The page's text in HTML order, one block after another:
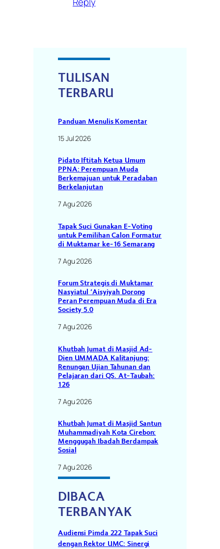
TULISAN
TERBARU
Panduan Menulis Komentar
15 Jul 2026
Pidato Iftitah Ketua Umum
PPNA: Perempuan Muda
Berkemajuan untuk Peradaban
Berkelanjutan
7 Agu 2026
Tapak Suci Gunakan E-Voting
untuk Pemilihan Calon Formatur
di Muktamar ke-16 Semarang
7 Agu 2026
Forum Strategis di Muktamar
Nasyiatul ‘Aisyiyah Dorong
Peran Perempuan Muda di Era
Society 5.0
7 Agu 2026
Khutbah Jumat di Masjid Ad-
Dien UMMADA Kalitanjung:
Renungan Ujian Tahunan dan
Pelajaran dari QS. At-Taubah:
126
7 Agu 2026
Khutbah Jumat di Masjid Santun
Muhammadiyah Kota Cirebon:
Menggugah Ibadah Berdampak
Sosial
7 Agu 2026
DIBACA
TERBANYAK
Audiensi Pimda 222 Tapak Suci
dengan Rektor UMC: Sinergi